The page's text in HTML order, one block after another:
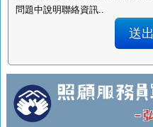
問題中說明聯絡資訊..